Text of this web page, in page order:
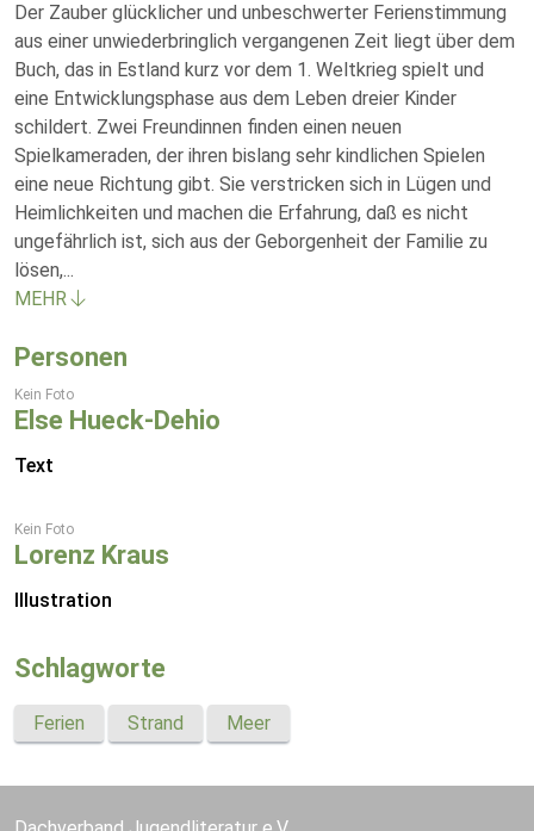
Der Zauber glücklicher und unbeschwerter Ferienstimmung
aus einer unwiederbringlich vergangenen Zeit liegt über dem
Buch, das in Estland kurz vor dem 1. Weltkrieg spielt und
eine Entwicklungsphase aus dem Leben dreier Kinder
schildert. Zwei Freundinnen finden einen neuen
Spielkameraden, der ihren bislang sehr kindlichen Spielen
eine neue Richtung gibt. Sie verstricken sich in Lügen und
Heimlichkeiten und machen die Erfahrung, daß es nicht
ungefährlich ist, sich aus der Geborgenheit der Familie zu
lösen,...
MEHR
Personen
Kein Foto
Else Hueck-Dehio
Text
Kein Foto
Lorenz Kraus
Illustration
Schlagworte
Ferien Strand Meer